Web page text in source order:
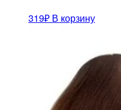
319₽ В корзину